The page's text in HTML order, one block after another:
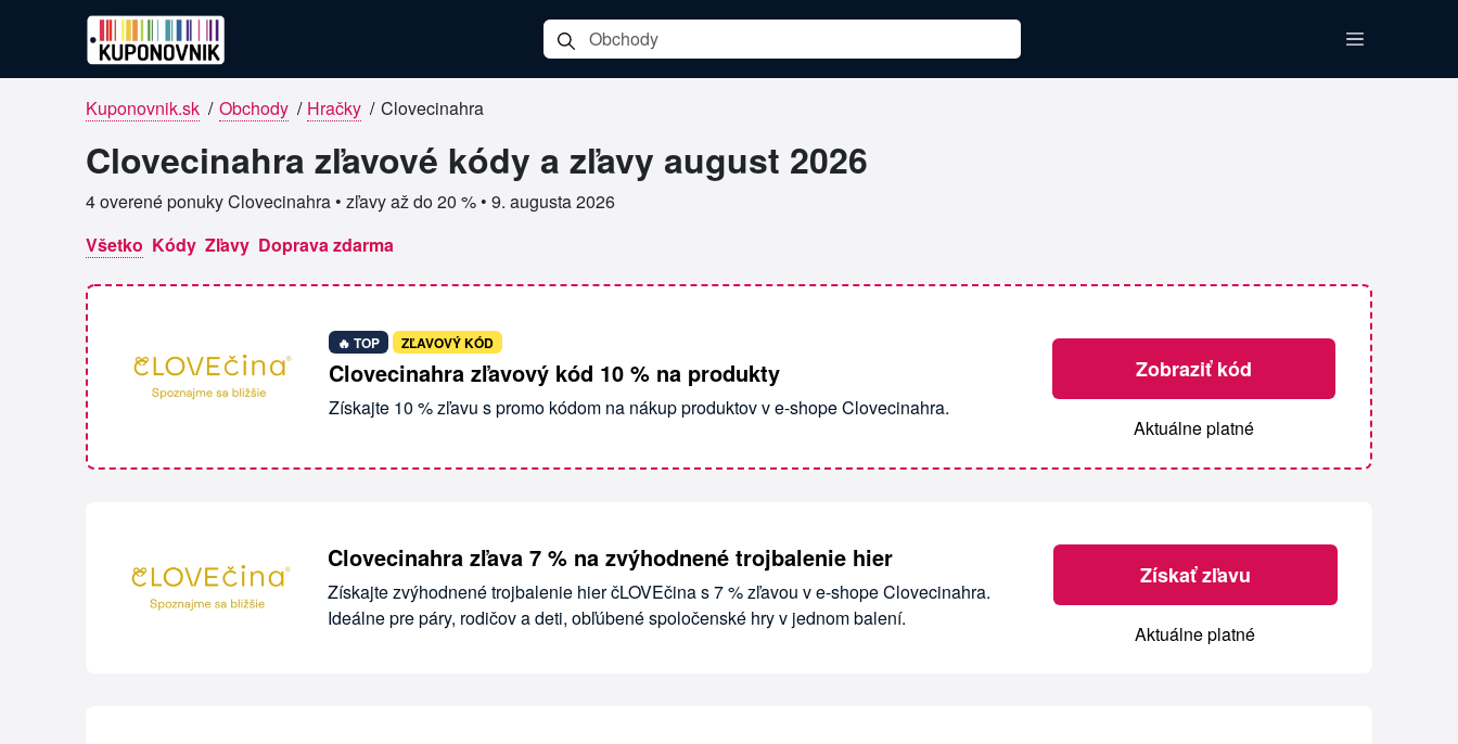
Kuponovnik.sk / Obchody / Hračky / Clovecinahra
Clovecinahra zľavové kódy a zľavy august 2026
4 overené ponuky Clovecinahra • zľavy až do 20 % • 9. augusta 2026
Overené kupóny pre Clovecinahra
Všetko Kódy Zľavy Doprava zdarma
🔥 TOP ZĽAVOVÝ KÓD
Clovecinahra zľavový kód 10 % na produkty
Získajte 10 % zľavu s promo kódom na nákup produktov v e-shope Clovecinahra.
Zobraziť kód
Aktuálne platné
Clovecinahra zľava 7 % na zvýhodnené trojbalenie hier
Získajte zvýhodnené trojbalenie hier čLOVEčina s 7 % zľavou v e-shope Clovecinahra.
Ideálne pre páry, rodičov a deti, obľúbené spoločenské hry v jednom balení.
Získať zľavu
Aktuálne platné